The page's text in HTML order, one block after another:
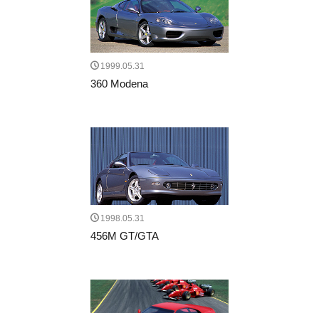
1999.05.31
360 Modena
1998.05.31
456M GT/GTA